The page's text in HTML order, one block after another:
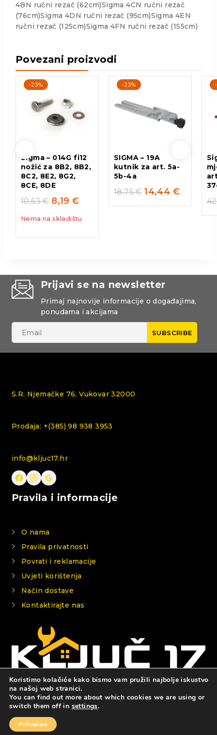
4BN ručni rezač (62cm)Sigma 4CN ručni rezač
(76cm)Sigma 4DN ručni rezač (95cm)Sigma 4EN
ručni rezač (125cm)Sigma 4FN ručni rezač (155cm)
Povezani proizvodi
-23%
Sigma – 014G fi12
nožić za 8B2, 8B2,
8C2, 8E2, 8G2,
8CE, 8DE
10,63€ 8,19€
Nema na skladištu
-23%
SIGMA – 19A
kutnik za art. 5a-
5b-4a
18,75€ 14,44 €
Prijavi se na newsletter
Primaj najnovije informacije o događajima,
ponudama i akcijama
S.R. Njemačke 76, Vukovar 32000
Prodaja: +(385) 98 938 3953
info@kljuc17.hr
Pravila i informacije
O nama
Pravila privatnosti
Povrati i reklamacije
Uvjeti korištenja
Način dostave
Kontaktirajte nas
© 2026 KLJUČ 17
Koristimo kolačiće kako bismo vam pružili najbolje iskustvo
na našoj web stranici.
You can find out more about which cookies we are using or
switch them off in settings.
Prihvaćam